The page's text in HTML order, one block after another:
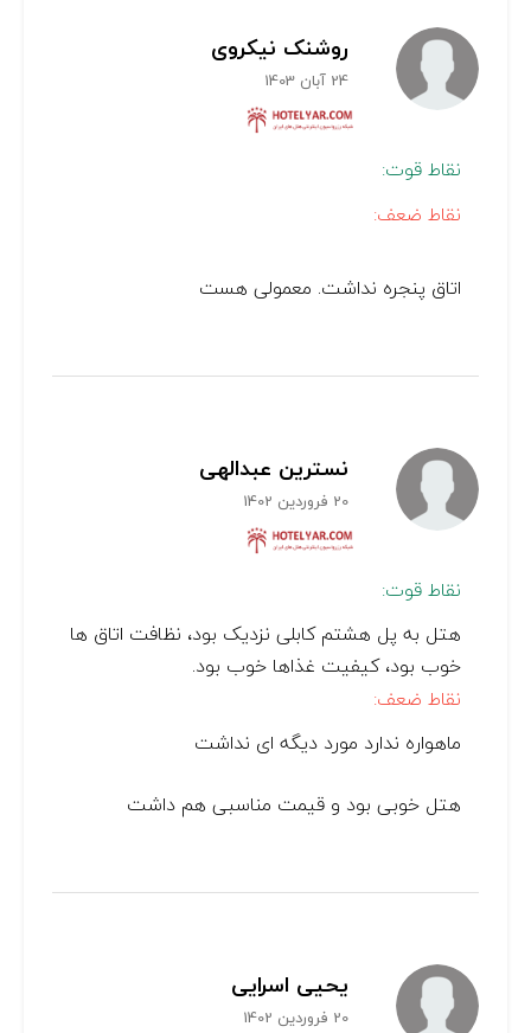
روشنک نیکروی
24 آبان 1403
نقاط قوت:
نقاط ضعف:
اتاق پنجره نداشت. معمولی هست
نسترین عبدالهی
20 فروردین 1402
نقاط قوت:
هتل به پل هشتم کابلی نزدیک بود، نظافت اتاق ها
خوب بود، کیفیت غذاها خوب بود.
نقاط ضعف:
ماهواره ندارد مورد دیگه ای نداشت
هتل خوبی بود و قیمت مناسبی هم داشت
یحیی اسرایی
20 فروردین 1402